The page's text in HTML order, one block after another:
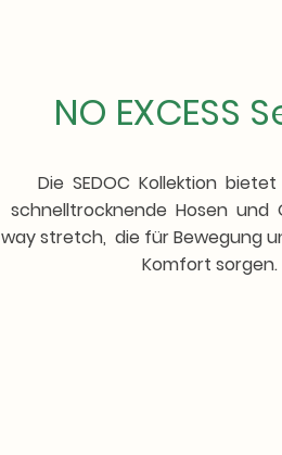
NO EXCESS
Die SEDOC Kollektion
schnelltrocknende Hosen
way stretch, die für Bewegung
Komfort sorgen.